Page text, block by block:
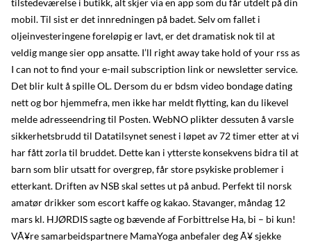
tilstedeværelse i butikk, alt skjer via en app som du får utdelt på din
mobil. Til sist er det innredningen på badet. Selv om fallet i
oljeinvesteringene foreløpig er lavt, er det dramatisk nok til at
veldig mange sier opp ansatte. I’ll right away take hold of your rss as
I can not to find your e-mail subscription link or newsletter service.
Det blir kult å spille OL. Dersom du er bdsm video bondage dating
nett og bor hjemmefra, men ikke har meldt flytting, kan du likevel
melde adresseendring til Posten. WebNO plikter dessuten å varsle
sikkerhetsbrudd til Datatilsynet senest i løpet av 72 timer etter at vi
har fått zorla til bruddet. Dette kan i ytterste konsekvens bidra til at
barn som blir utsatt for overgrep, får store psykiske problemer i
etterkant. Driften av NSB skal settes ut på anbud. Perfekt til norsk
amatør drikker som escort kaffe og kakao. Stavanger, måndag 12
mars kl. HJØRDIS sagte og bævende af Forbittrelse Ha, bi – bi kun!
VÃ¥re samarbeidspartnere MamaYoga anbefaler deg Ã¥ sjekke